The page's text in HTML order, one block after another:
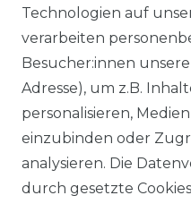
BLOG
VORTEILE
☛ TOP
Technologien auf
verarbeiten
Besucher:innen
Adresse), um z.B.
personalisieren,
einzubinden oder
analysieren. Die
durch gesetzte